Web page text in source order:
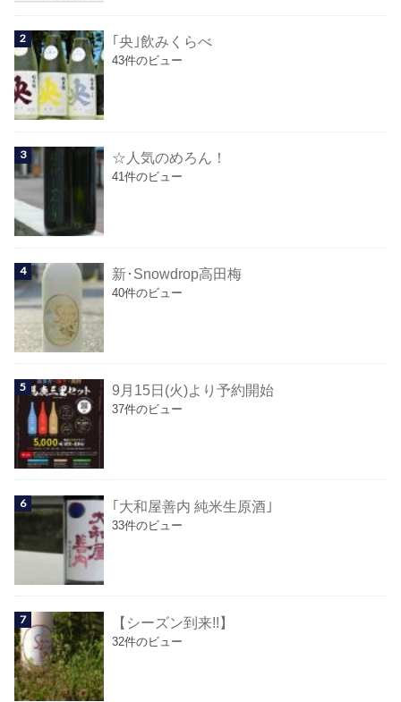
｢央｣飲みくらべ
43件のビュー
☆人気のめろん！
41件のビュー
新･Snowdrop高田梅
40件のビュー
9月15日(火)より予約開始
37件のビュー
｢大和屋善内 純米生原酒｣
33件のビュー
【シーズン到来!!】
32件のビュー